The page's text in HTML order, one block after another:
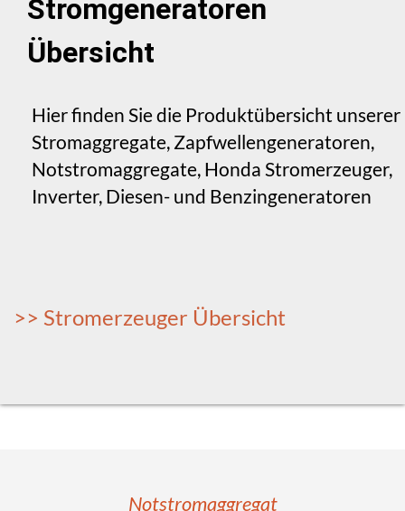
Stromgeneratoren
Übersicht
Hier finden Sie die Produktübersicht unserer
Stromaggregate, Zapfwellengeneratoren,
Notstromaggregate, Honda Stromerzeuger,
Inverter, Diesen- und Benzingeneratoren
>> Stromerzeuger Übersicht
Notstromaggregat